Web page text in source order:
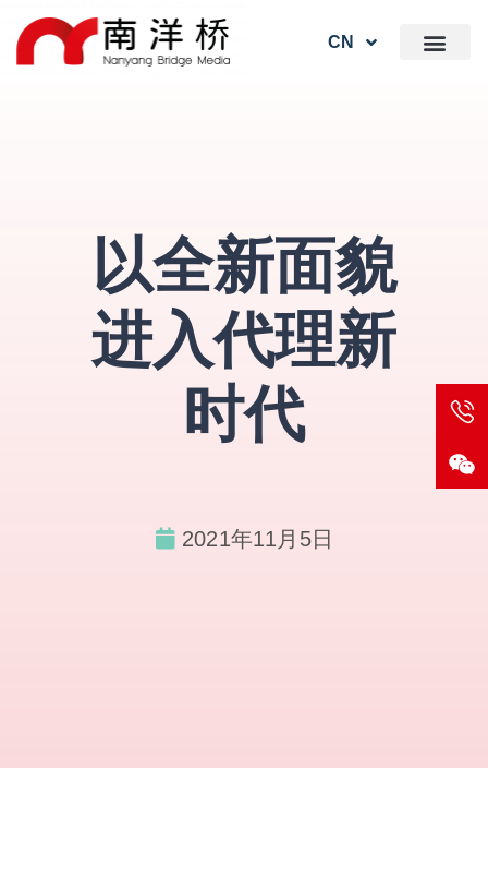
CN
以全新面貌
进入代理新
时代
2021年11月5日